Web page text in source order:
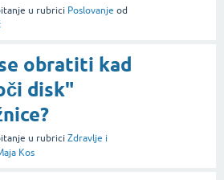
u rubrici Poslovanje od
obratiti kad
disk"
u rubrici Zdravlje i
Kos